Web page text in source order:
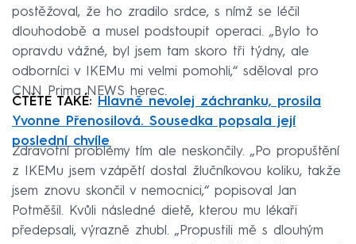
postěžoval, že ho zradilo srdce, s nímž se léčil
dlouhodobě a musel podstoupit operaci. „Bylo to
opravdu vážné, byl jsem tam skoro tři týdny, ale
odborníci v IKEMu mi velmi pomohli,“ sděloval pro
CNN Prima NEWS herec.
ČTĚTE TAKÉ:
Hlavně nevolej záchranku, prosila
Yvonne Přenosilová. Sousedka popsala její
poslední chvíle
Zdravotní problémy tím ale neskončily. „Po propuštění
z IKEMu jsem vzápětí dostal žlučníkovou koliku, takže
jsem znovu skončil v nemocnici,“ popisoval Jan
Potměšil. Kvůli následné dietě, kterou mu lékaři
předepsali, výrazně zhubl. „Propustili mě s dlouhým